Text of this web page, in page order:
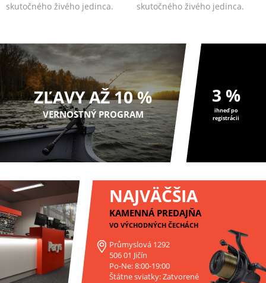
skutočného živého jedinca.
skutočného živého jedinca.
ZĽAVY AŽ 10 %
VERNOSTNÝ PROGRAM
3 %
ihneď po
registrácii
NAJVÄČŠIA
KAMENNÁ PREDAJŇA
VO VÝCHODNÝCH ČECHÁCH
Průmyslová 1292
506 01 Jičín
Po-Ne: 8:00-19:00
Štátne sviatky: Zatvorené